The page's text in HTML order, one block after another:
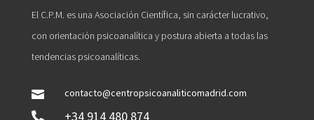
El C.P.M. es una Asociación Científica, sin carácter lucrativo,
con orientación psicoanalítica y postura abierta a todas las
tendencias psicoanalíticas.

contacto@centropsicoanaliticomadrid.com

+34 914 480 874